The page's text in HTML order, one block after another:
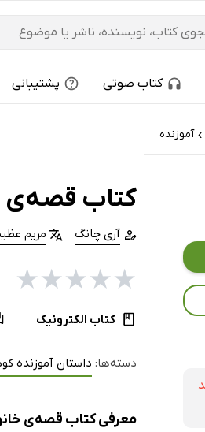
کتاب صوتی پشتیبانی
› آموزنده
کتاب قصه‌ی
آری چانگ مریم
★
★
★
★
★
کتاب الکترونیک
دسته‌ها: داستان آموزنده
معرفی کتاب قصه‌ی